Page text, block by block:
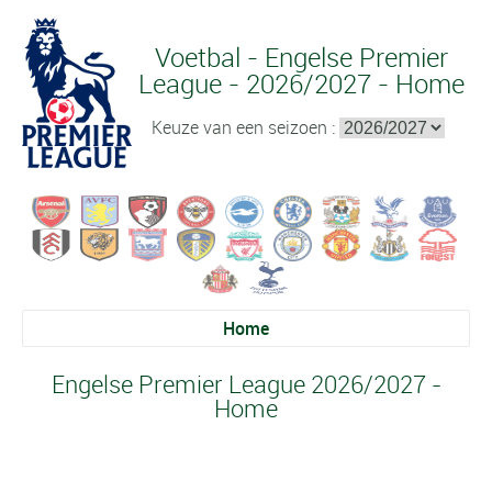
Voetbal - Engelse Premier
League - 2026/2027 - Home
Keuze van een seizoen :
Home
Engelse Premier League 2026/2027 -
Home